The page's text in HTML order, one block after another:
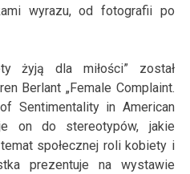
wyrazu, od fotografii po
żyją dla miłości” został
Berlant „Female Complaint.
Sentimentality in American
on do stereotypów, jakie
społecznej roli kobiety i
prezentuje na wystawie